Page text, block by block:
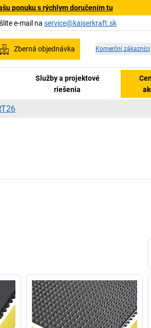
ponuku s rýchlym doručením tu
e-mail na service@kaiserkraft.sk
Zberná objednávka Komerční zákazníci
Služby a projektové
riešenia